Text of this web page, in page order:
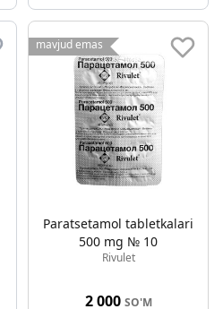
mavjud emas
Paratsetamol tabletkalari
500 mg № 10
Rivulet
2 000 SO'M